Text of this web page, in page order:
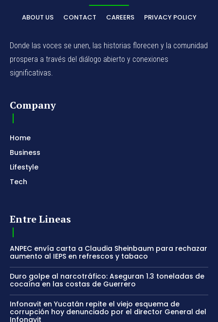
ABOUT US CONTACT CAREERS PRIVACY POLICY
Donde las voces se unen, las historias florecen y la comunidad
prospera a través del diálogo abierto y conexiones
significativas.
Company
Home
Business
Lifestyle
Tech
Entre Lineas
ANPEC envía carta a Claudia Sheinbaum para rechazar
aumento al IEPS en refrescos y tabaco
Duro golpe al narcotráfico: Aseguran 1.3 toneladas de
cocaína en las costas de Guerrero
Infonavit en Yucatán repite el viejo esquema de
corrupción hoy denunciado por el director General del
Infonavit